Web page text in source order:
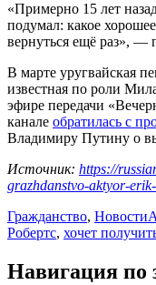
«Примерно 15 лет
подумал: какое
вернуться ещё раз», —
В марте уругвайская
известная по роли
эфире передачи
канале обратилась с
Владимиру Путину о
Источник: https://
grazhdanstvo-aktyor-
Гражданство, Новости
Робертс, хочет
Навигация по